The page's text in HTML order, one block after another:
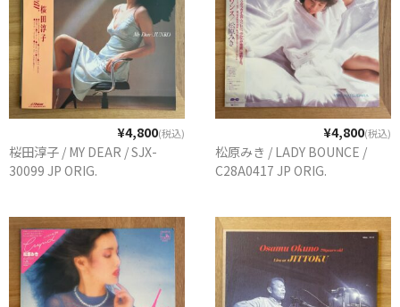
¥4,800(税込)
桜田淳子 / MY DEAR / SJX-
30099 JP ORIG.
¥4,800(税込)
松原みき / LADY BOUNCE /
C28A0417 JP ORIG.